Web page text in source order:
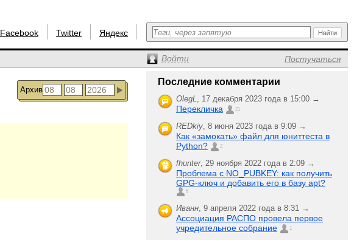
Facebook Twitter Яндекс
Войти Постучаться
Архив
Последние комментарии
OlegL, 17 декабря 2023 года в 15:00 →
Перекличка 21
REDkiy, 8 июня 2023 года в 9:09 →
Как «замокать» файл для юниттеста в
Python?
2
fhunter, 29 ноября 2022 года в 2:09 →
Проблема с NO_PUBKEY: как получить
GPG-ключ и добавить его в базу apt?
6
Иванн, 9 апреля 2022 года в 8:31 →
Ассоциация РАСПО провела первое
учредительное собрание
1